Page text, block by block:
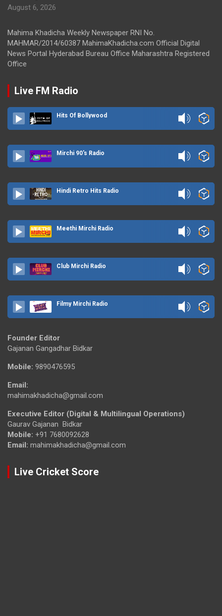
August 6, 2026
Mahima Khadicha Weekly Newspaper RNI No.
MAHMAR/2014/60387 MahimaKhadicha.com Official Digital
News Portal Hyderabad Bureau Office Maharashtra Registered
Office
Live FM Radio
Hits Of Bollywood
Mirchi 90's Radio
Hindi Retro Hits Radio
Meethi Mirchi Radio
Club Mirchi Radio
Filmy Mirchi Radio
Founder Editor
Gajanan Gangadhar Bidkar
Mobile: 9890476595
Email:
mahimakhadicha@gmail.com
Executive Editor (Digital & Multilingual Operations)
Gaurav Gajanan Bidkar
Mobile: +91 7680092628
Email: mahimakhadicha@gmail.com
Live Cricket Score